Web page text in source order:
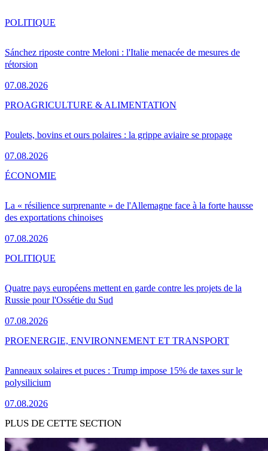
Sánchez riposte contre Meloni : l'Italie menacée de mesures de
rétorsion
07.08.2026
POLITIQUE
Poulets, bovins et ours polaires : la grippe aviaire se propage
07.08.2026
PROAGRICULTURE & ALIMENTATION
La « résilience surprenante » de l'Allemagne face à la forte hausse
des exportations chinoises
07.08.2026
ÉCONOMIE
Quatre pays européens mettent en garde contre les projets de la
Russie pour l'Ossétie du Sud
07.08.2026
POLITIQUE
Panneaux solaires et puces : Trump impose 15% de taxes sur le
polysilicium
07.08.2026
PROENERGIE, ENVIRONNEMENT ET TRANSPORT
PLUS DE CETTE SECTION